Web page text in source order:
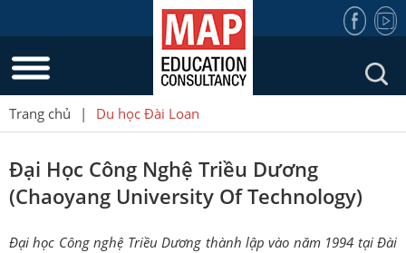
Trang chủ | Du học Đài Loan
Đại Học Công Nghệ Triều Dương
(Chaoyang University Of Technology)
Đại học Công nghệ Triều Dương thành lập vào năm 1994 tại Đài